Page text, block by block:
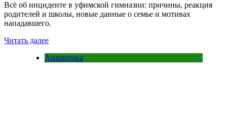
Всё об инциденте в уфимской гимназии: причины, реакция
родителей и школы, новые данные о семье и мотивах
нападавшего.
Читать далее
Аналитика